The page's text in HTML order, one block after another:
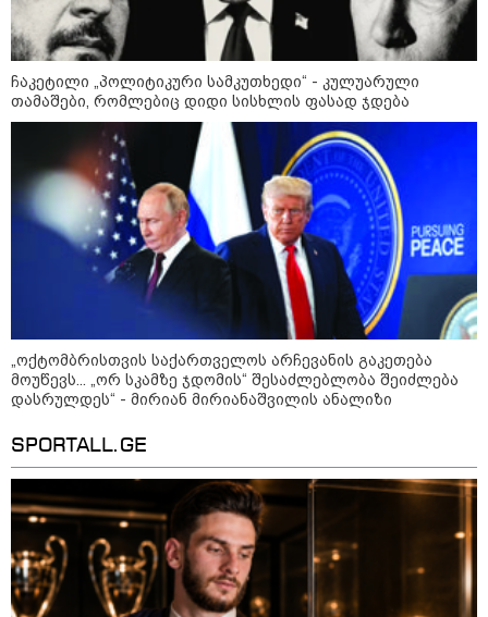
მსოფლიო
09:52 / 07-08-2026
"რაკეტები ჩვენც გვჭირდება" - დონალდ
ტრამპი უკრაინისთვის Patriot-ის
რაკეტების გაგზავნაზე
09:05 / 07-08-2026
მკვლელობა პირდაპირ ეთერში:
ჩაკეტილი „პოლიტიკური სამკუთხედი“ - კულუარული
თამაშები, რომლებიც დიდი სისხლის ფასად ჯდება
„ოქტომბრისთვის საქართველოს არჩევანის გაკეთება
მოუწევს... „ორ სკამზე ჯდომის“ შესაძლებლობა შეიძლება
დასრულდეს“ - მირიან მირიანაშვილის ანალიზი
SPORTALL.GE